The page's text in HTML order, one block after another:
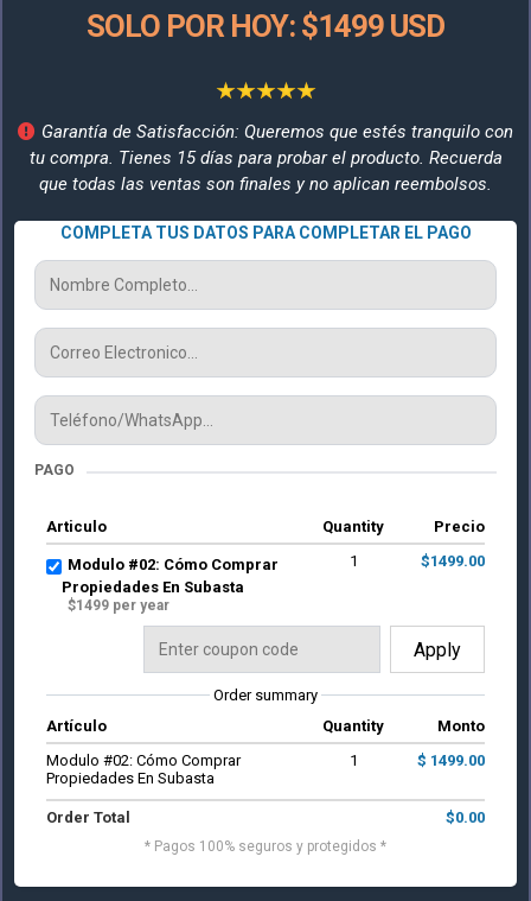
SOLO POR HOY: $1499 USD
Garantía de Satisfacción: Queremos que estés tranquilo con
tu compra. Tienes 15 días para probar el producto. Recuerda
que todas las ventas son finales y no aplican reembolsos.
COMPLETA TUS DATOS PARA COMPLETAR EL PAGO
PAGO
Articulo Quantity Precio
Modulo #02: Cómo Comprar
Propiedades En Subasta
$1499 per year
1 $1499.00
Apply
Order summary
Artículo
Quantity
Monto
Modulo #02: Cómo Comprar
Propiedades En Subasta
1 $ 1499.00
Order Total $0.00
* Pagos 100% seguros y protegidos *